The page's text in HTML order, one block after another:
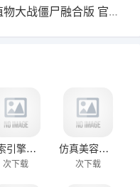
植物大战僵尸融合版 官网版免费下载
搜索引擎不抓取页面 服务器端的五个问题
次下载
仿真美容硅胶假肢，3D技术真假难辨
次下载